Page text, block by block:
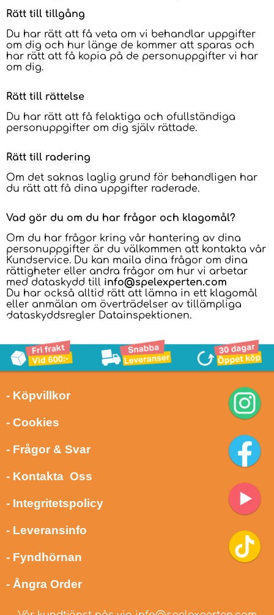
Rätt till tillgång
Du har rätt att få veta om vi behandlar uppgifter
om dig och hur länge de kommer att sparas och
har rätt att få kopia på de personuppgifter vi har
om dig.
Rätt till rättelse
Du har rätt att få felaktiga och ofullständiga
personuppgifter om dig själv rättade.
Rätt till radering
Om det saknas laglig grund för behandligen har
du rätt att få dina uppgifter raderade.
Vad gör du om du har frågor och klagomål?
Om du har frågor kring vår hantering av dina
personuppgifter är du välkommen att kontakta vår
Kundservice. Du kan maila dina frågor om dina
rättigheter eller andra frågor om hur vi arbetar
med dataskydd till info@spelexperten.com
Du har också alltid rätt att lämna in ett klagomål
eller anmälan om överträdelser av tillämpliga
dataskyddsregler Datainspektionen.
- Köpvillkor
- Cookies
- Frågor & Svar
- Kontakta Oss
- Integritetspolicy
- Leveransinfo
- Fyndhörnan
- Ångra Order